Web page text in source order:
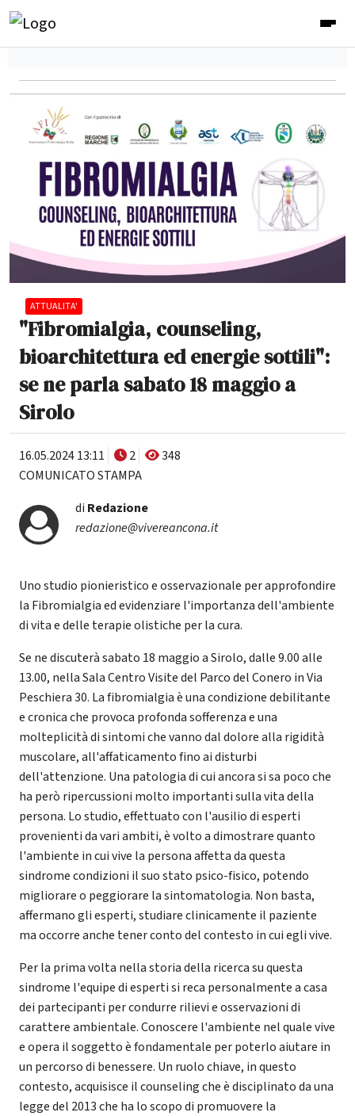
ATTUALITA'
"Fibromialgia, counseling,
bioarchitettura ed energie sottili":
se ne parla sabato 18 maggio a
Sirolo
16.05.2024 13:11 2
348
COMUNICATO STAMPA
di Redazione
redazione@vivereancona.it
Uno studio pionieristico e osservazionale per approfondire
la Fibromialgia ed evidenziare l'importanza dell'ambiente
di vita e delle terapie olistiche per la cura.
Se ne discuterà sabato 18 maggio a Sirolo, dalle 9.00 alle
13.00, nella Sala Centro Visite del Parco del Conero in Via
Peschiera 30. La fibromialgia è una condizione debilitante
e cronica che provoca profonda sofferenza e una
molteplicità di sintomi che vanno dal dolore alla rigidità
muscolare, all'affaticamento fino ai disturbi
dell'attenzione. Una patologia di cui ancora si sa poco che
ha però ripercussioni molto importanti sulla vita della
persona. Lo studio, effettuato con l'ausilio di esperti
provenienti da vari ambiti, è volto a dimostrare quanto
l'ambiente in cui vive la persona affetta da questa
sindrome condizioni il suo stato psico-fisico, potendo
migliorare o peggiorare la sintomatologia. Non basta,
affermano gli esperti, studiare clinicamente il paziente
ma occorre anche tener conto del contesto in cui egli vive.
Per la prima volta nella storia della ricerca su questa
sindrome l'equipe di esperti si reca personalmente a casa
dei partecipanti per condurre rilievi e osservazioni di
carattere ambientale. Conoscere l'ambiente nel quale vive
e opera il soggetto è fondamentale per poterlo aiutare in
un percorso di benessere. Un ruolo chiave, in questo
contesto, acquisisce il counseling che è disciplinato da una
legge del 2013 che ha lo scopo di promuovere la